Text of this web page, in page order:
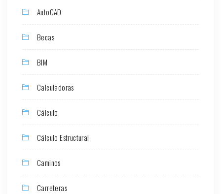
AutoCAD
Becas
BIM
Calculadoras
Cálculo
Cálculo Estructural
Caminos
Carreteras